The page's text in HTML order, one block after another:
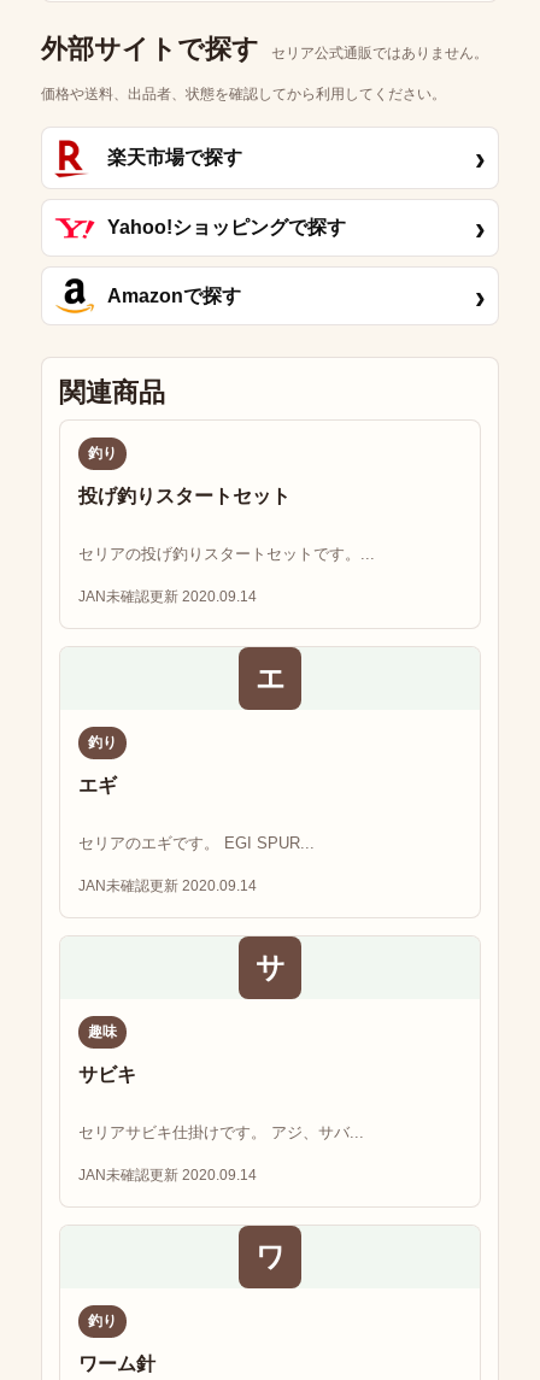
外部サイトで探す セリア公式通販ではありません。
価格や送料、出品者、状態を確認してから利用してください。
楽天市場で探す ›
Yahoo!ショッピングで探す ›
Amazonで探す ›
関連商品
釣り
投げ釣りスタートセット
セリアの投げ釣りスタートセットです。...
JAN未確認更新 2020.09.14
エ
釣り
エギ
セリアのエギです。 EGI SPUR...
JAN未確認更新 2020.09.14
サ
趣味
サビキ
セリアサビキ仕掛けです。 アジ、サバ...
JAN未確認更新 2020.09.14
ワ
釣り
ワーム針